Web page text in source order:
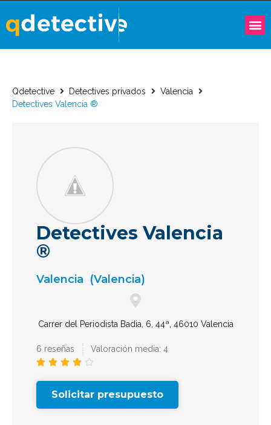
Qdetective Detectives privados
Valencia
Detectives Valencia ®
Detectives Valencia
®
Valencia (Valencia)
Carrer del Periodista Badia, 6, 44ª, 46010 Valencia
6 reseñas Valoración media: 4
    
Solicitar presupuesto